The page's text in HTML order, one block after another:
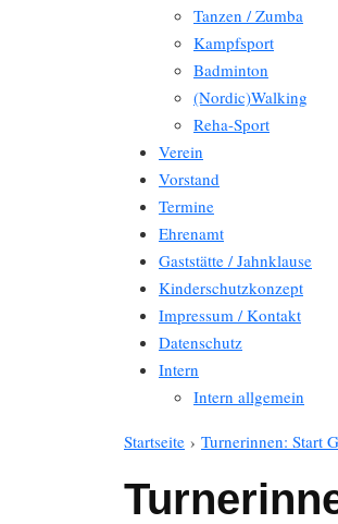
Tanzen / Zumba
Kampfsport
Badminton
(Nordic)Walking
Reha-Sport
Verein
Vorstand
Termine
Ehrenamt
Gaststätte / Jahnklause
Kinderschutzkonzept
Impressum / Kontakt
Datenschutz
Intern
Intern allgemein
Startseite › Turnerinnen: Start